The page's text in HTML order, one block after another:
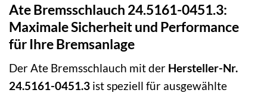
Ate Bremsschlauch 24.5161-0451.3:
Maximale Sicherheit und Performance
für Ihre Bremsanlage
Der Ate Bremsschlauch mit der Hersteller-Nr.
24.5161-0451.3 ist speziell für ausgewählte